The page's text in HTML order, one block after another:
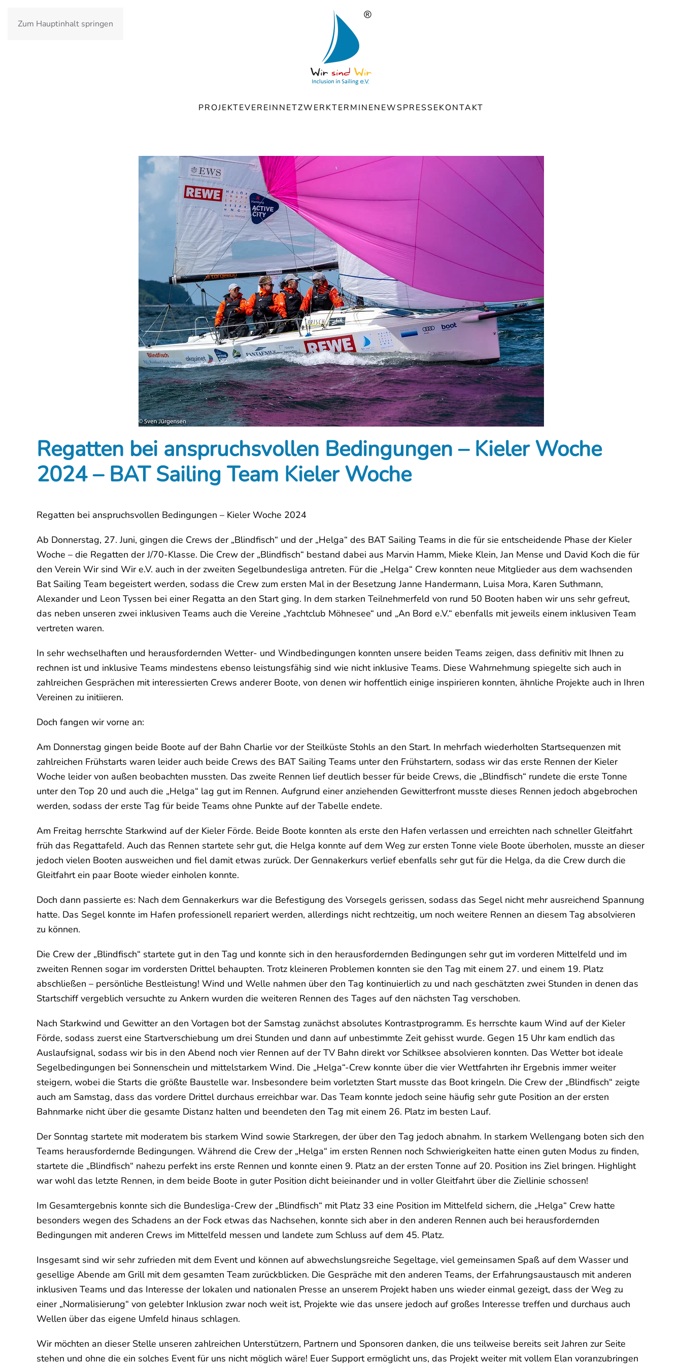
Zum Hauptinhalt springen
PROJEKTEVEREINNETZWERKTERMINENEWSPRESSEKONTAKT
Regatten bei anspruchsvollen Bedingungen – Kieler Woche
2024 – BAT Sailing Team Kieler Woche
Regatten bei anspruchsvollen Bedingungen – Kieler Woche 2024
Ab Donnerstag, 27. Juni, gingen die Crews der „Blindfisch“ und der „Helga“ des BAT Sailing Teams in die für sie entscheidende Phase der Kieler
Woche – die Regatten der J/70-Klasse. Die Crew der „Blindfisch“ bestand dabei aus Marvin Hamm, Mieke Klein, Jan Mense und David Koch die für
den Verein Wir sind Wir e.V. auch in der zweiten Segelbundesliga antreten. Für die „Helga“ Crew konnten neue Mitglieder aus dem wachsenden
Bat Sailing Team begeistert werden, sodass die Crew zum ersten Mal in der Besetzung Janne Handermann, Luisa Mora, Karen Suthmann,
Alexander und Leon Tyssen bei einer Regatta an den Start ging. In dem starken Teilnehmerfeld von rund 50 Booten haben wir uns sehr gefreut,
das neben unseren zwei inklusiven Teams auch die Vereine „Yachtclub Möhnesee“ und „An Bord e.V.“ ebenfalls mit jeweils einem inklusiven Team
vertreten waren.
In sehr wechselhaften und herausfordernden Wetter- und Windbedingungen konnten unsere beiden Teams zeigen, dass definitiv mit Ihnen zu
rechnen ist und inklusive Teams mindestens ebenso leistungsfähig sind wie nicht inklusive Teams. Diese Wahrnehmung spiegelte sich auch in
zahlreichen Gesprächen mit interessierten Crews anderer Boote, von denen wir hoffentlich einige inspirieren konnten, ähnliche Projekte auch in Ihren
Vereinen zu initiieren.
Doch fangen wir vorne an:
Am Donnerstag gingen beide Boote auf der Bahn Charlie vor der Steilküste Stohls an den Start. In mehrfach wiederholten Startsequenzen mit
zahlreichen Frühstarts waren leider auch beide Crews des BAT Sailing Teams unter den Frühstartern, sodass wir das erste Rennen der Kieler
Woche leider von außen beobachten mussten. Das zweite Rennen lief deutlich besser für beide Crews, die „Blindfisch“ rundete die erste Tonne
unter den Top 20 und auch die „Helga“ lag gut im Rennen. Aufgrund einer anziehenden Gewitterfront musste dieses Rennen jedoch abgebrochen
werden, sodass der erste Tag für beide Teams ohne Punkte auf der Tabelle endete.
Am Freitag herrschte Starkwind auf der Kieler Förde. Beide Boote konnten als erste den Hafen verlassen und erreichten nach schneller Gleitfahrt
früh das Regattafeld. Auch das Rennen startete sehr gut, die Helga konnte auf dem Weg zur ersten Tonne viele Boote überholen, musste an dieser
jedoch vielen Booten ausweichen und fiel damit etwas zurück. Der Gennakerkurs verlief ebenfalls sehr gut für die Helga, da die Crew durch die
Gleitfahrt ein paar Boote wieder einholen konnte.
Doch dann passierte es: Nach dem Gennakerkurs war die Befestigung des Vorsegels gerissen, sodass das Segel nicht mehr ausreichend Spannung
hatte. Das Segel konnte im Hafen professionell repariert werden, allerdings nicht rechtzeitig, um noch weitere Rennen an diesem Tag absolvieren
zu können.
Die Crew der „Blindfisch“ startete gut in den Tag und konnte sich in den herausfordernden Bedingungen sehr gut im vorderen Mittelfeld und im
zweiten Rennen sogar im vordersten Drittel behaupten. Trotz kleineren Problemen konnten sie den Tag mit einem 27. und einem 19. Platz
abschließen – persönliche Bestleistung! Wind und Welle nahmen über den Tag kontinuierlich zu und nach geschätzten zwei Stunden in denen das
Startschiff vergeblich versuchte zu Ankern wurden die weiteren Rennen des Tages auf den nächsten Tag verschoben.
Nach Starkwind und Gewitter an den Vortagen bot der Samstag zunächst absolutes Kontrastprogramm. Es herrschte kaum Wind auf der Kieler
Förde, sodass zuerst eine Startverschiebung um drei Stunden und dann auf unbestimmte Zeit gehisst wurde. Gegen 15 Uhr kam endlich das
Auslaufsignal, sodass wir bis in den Abend noch vier Rennen auf der TV Bahn direkt vor Schilksee absolvieren konnten. Das Wetter bot ideale
Segelbedingungen bei Sonnenschein und mittelstarkem Wind. Die „Helga“-Crew konnte über die vier Wettfahrten ihr Ergebnis immer weiter
steigern, wobei die Starts die größte Baustelle war. Insbesondere beim vorletzten Start musste das Boot kringeln. Die Crew der „Blindfisch“ zeigte
auch am Samstag, dass das vordere Drittel durchaus erreichbar war. Das Team konnte jedoch seine häufig sehr gute Position an der ersten
Bahnmarke nicht über die gesamte Distanz halten und beendeten den Tag mit einem 26. Platz im besten Lauf.
Der Sonntag startete mit moderatem bis starkem Wind sowie Starkregen, der über den Tag jedoch abnahm. In starkem Wellengang boten sich den
Teams herausfordernde Bedingungen. Während die Crew der „Helga“ im ersten Rennen noch Schwierigkeiten hatte einen guten Modus zu finden,
startete die „Blindfisch“ nahezu perfekt ins erste Rennen und konnte einen 9. Platz an der ersten Tonne auf 20. Position ins Ziel bringen. Highlight
war wohl das letzte Rennen, in dem beide Boote in guter Position dicht beieinander und in voller Gleitfahrt über die Ziellinie schossen!
Im Gesamtergebnis konnte sich die Bundesliga-Crew der „Blindfisch“ mit Platz 33 eine Position im Mittelfeld sichern, die „Helga“ Crew hatte
besonders wegen des Schadens an der Fock etwas das Nachsehen, konnte sich aber in den anderen Rennen auch bei herausfordernden
Bedingungen mit anderen Crews im Mittelfeld messen und landete zum Schluss auf dem 45. Platz.
Insgesamt sind wir sehr zufrieden mit dem Event und können auf abwechslungsreiche Segeltage, viel gemeinsamen Spaß auf dem Wasser und
gesellige Abende am Grill mit dem gesamten Team zurückblicken. Die Gespräche mit den anderen Teams, der Erfahrungsaustausch mit anderen
inklusiven Teams und das Interesse der lokalen und nationalen Presse an unserem Projekt haben uns wieder einmal gezeigt, dass der Weg zu
einer „Normalisierung“ von gelebter Inklusion zwar noch weit ist, Projekte wie das unsere jedoch auf großes Interesse treffen und durchaus auch
Wellen über das eigene Umfeld hinaus schlagen.
Wir möchten an dieser Stelle unseren zahlreichen Unterstützern, Partnern und Sponsoren danken, die uns teilweise bereits seit Jahren zur Seite
stehen und ohne die ein solches Event für uns nicht möglich wäre! Euer Support ermöglicht uns, das Projekt weiter mit vollem Elan voranzubringen